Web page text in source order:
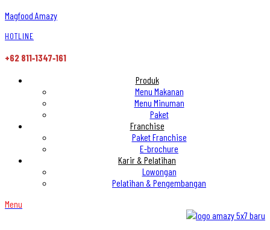
Magfood Amazy
HOTLINE
+62 811‑1347‑161
Produk
Menu Makanan
Menu Minuman
Paket
Franchise
Paket Franchise
E-brochure
Karir & Pelatihan
Lowongan
Pelatihan & Pengembangan
Menu